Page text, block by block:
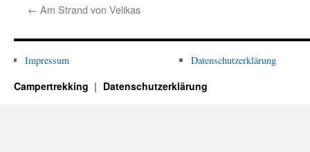
← Am Strand von Velikas
Impressum Datenschutzerklärung
Campertrekking Datenschutzerklärung